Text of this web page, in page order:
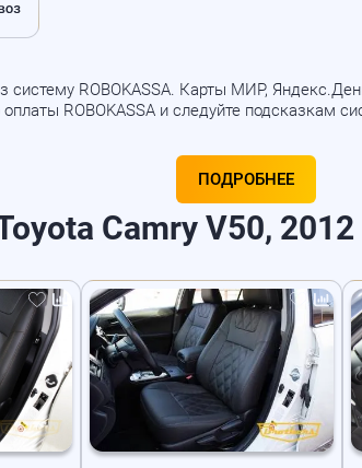
ROBOKASSA. Карты МИР,
ROBOKASSA и следуйте подсказкам
ПОДРОБНЕЕ
Camry V50,